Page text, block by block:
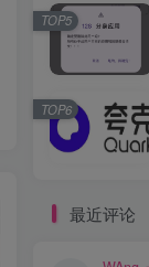
TOP5
TOP6
最近评论